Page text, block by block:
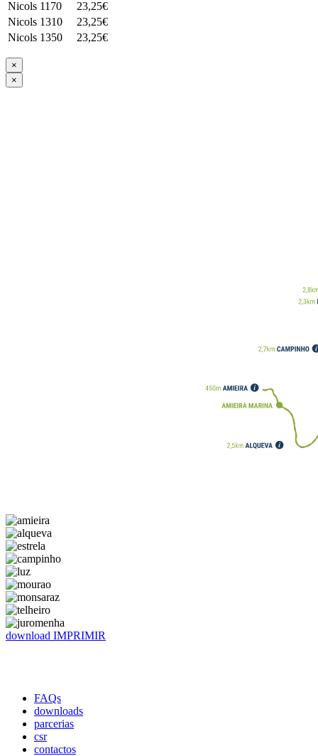
Nicols 1170
23,25€
Nicols 1310
23,25€
Nicols 1350
23,25€
×
×
download ​​​​​​​​​​​​​​​​​IMPRIMIR
FAQs
downloads
parcerias
csr
contactos